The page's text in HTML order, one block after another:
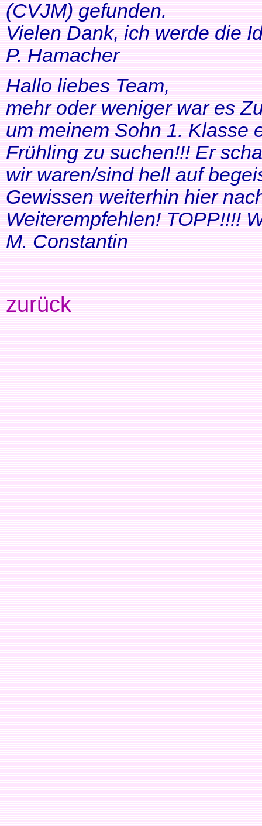
(CVJM) gefunden.
Vielen Dank, ich werde die
P. Hamacher
Hallo liebes Team,
mehr oder weniger war es
um meinem Sohn 1. Klasse
Frühling zu suchen!!! Er
wir waren/sind hell auf
Gewissen weiterhin hier
Weiterempfehlen! TOPP!!!!
M. Constantin
zurück